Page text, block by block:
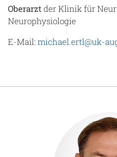
Oberarztder Klinik für
Neurophysiologie
E-Mail:michael.ertl@uk-